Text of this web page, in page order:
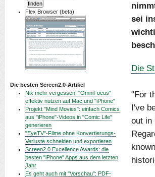
Flex Browser (beta)
Die besten Screen2.0-Artikel
Nix mehr vergessen: "OmniFocus"
effektiv nutzen auf Mac und "iPhone"
Projekt "Mind Movies": einfach Comics
aus "iPhone"-Videos in "Comic Life"
generieren
"EyeTV"-Filme ohne Konvertierungs-
Verluste schneiden und exportieren
Screen2.0 Excellence Awards: die
besten "iPhone" Apps aus dem letzten
Jahr
Es geht auch mit "Vorschau": PDF-
sei
Die
"For
I've
out in